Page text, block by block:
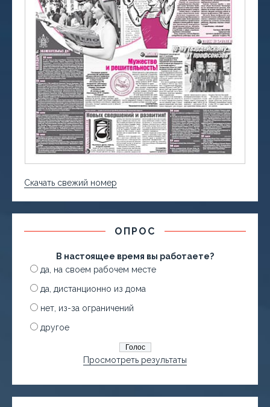
Скачать свежий номер
ОПРОС
В настоящее время вы работаете?
да, на своем рабочем месте
да, дистанционно из дома
нет, из-за ограничений
другое
Просмотреть результаты